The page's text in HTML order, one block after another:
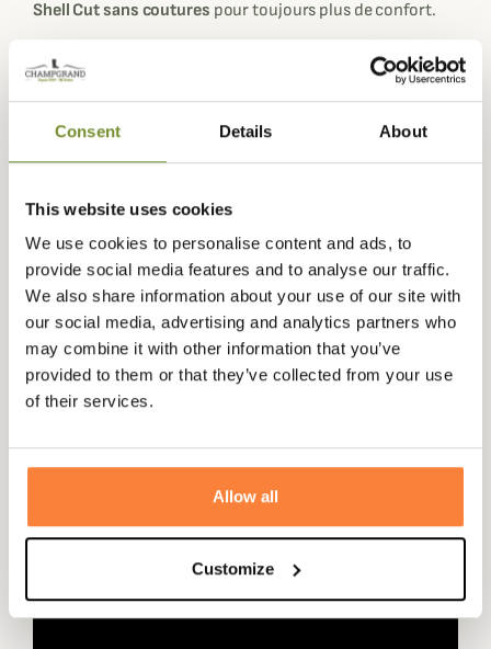
Consent Details About
This website uses cookies
We use cookies to personalise content and ads, to
provide social media features and to analyse our traffic.
We also share information about your use of our site with
our social media, advertising and analytics partners who
may combine it with other information that you’ve
provided to them or that they’ve collected from your use
of their services.
Allow all
Customize
Shell Cut sans coutures pour toujours plus de confort.
l'arrière ainsi que de
poignets et ourlets réglablespour
empêcher à l'eau de s'infiltrer. Vous retrouverez aussi
deux poches zippées avant légèrement décalées pour un
sous les brasavec ouvertures bidirectionnelles.
Disponible en coloris vert olive foncé qui se fondra dans
tous les environnements de chasse ou en coloris
camouflage HunTec Camo spécialement développé pour
lachasse en montagneet que vous pourrez associer avec
l'ensemble de la gamme technique HunTec.
Cette veste résistante Venture 3L agira comme un
véritablerempart contre les intempéries
lors de vos sorties de chasse intense même sous un